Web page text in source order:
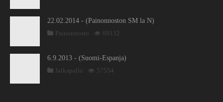
22.02.2014 - (Painonnoston SM la N)
Painonnosto
69132
6.9.2013 - (Suomi-Espanja)
Jalkapallo
57554